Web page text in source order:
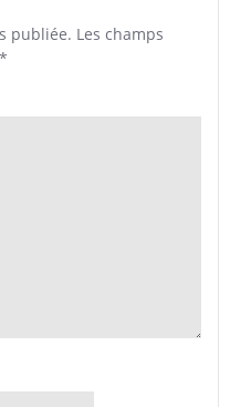
publiée. Les champs
*